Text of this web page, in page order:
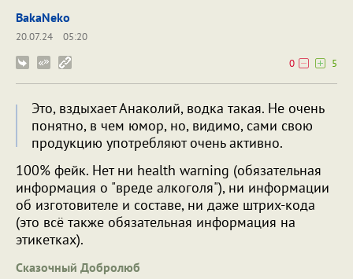
BakaNeko
20.07.24
05:20
0
5
Это, вздыхает Анаколий, водка такая. Не очень
понятно, в чем юмор, но, видимо, сами свою
продукцию употребляют очень активно.
100% фейк. Нет ни health warning (обязательная
информация о "вреде алкоголя"), ни информации
об изготовителе и составе, ни даже штрих-кода
(это всё также обязательная информация на
этикетках).
Сказочный Добролюб